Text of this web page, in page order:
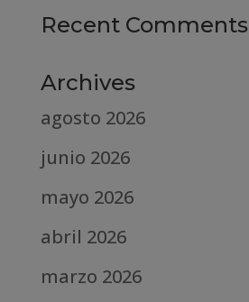
Recent Comments
Archives
agosto 2026
junio 2026
mayo 2026
abril 2026
marzo 2026